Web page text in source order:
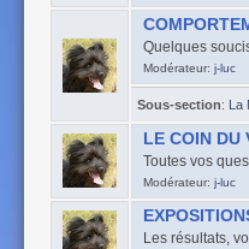
Quelques
Modérateur: j-luc
Sous-section:
LE COIN
Toutes vos
Modérateur: j-luc
Les résultats,